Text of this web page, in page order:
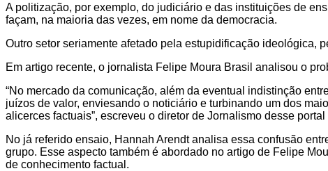
A politização, por exemplo, do judiciário e das instituições de
façam, na maioria das vezes, em nome da democracia.
Outro setor seriamente afetado pela estupidificação ideológica,
Em artigo recente, o jornalista Felipe Moura Brasil analisou o
“No mercado da comunicação, além da eventual indistinção
juízos de valor, enviesando o noticiário e turbinando um dos
alicerces factuais”, escreveu o diretor de Jornalismo desse
No já referido ensaio, Hannah Arendt analisa essa confusão
grupo. Esse aspecto também é abordado no artigo de Felipe
de conhecimento factual.